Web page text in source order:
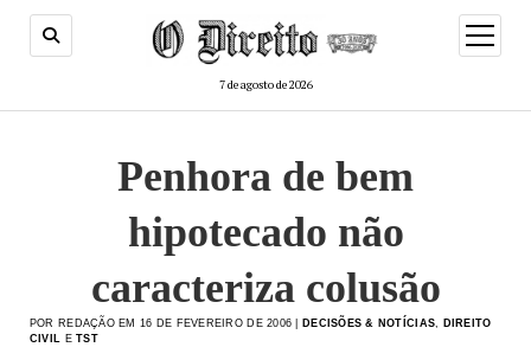
7 de agosto de 2026
menu
de
Penhora de bem
hipotecado não
caracteriza colusão
POR REDAÇÃO EM 16 DE FEVEREIRO DE 2006 | DECISÕES & NOTÍCIAS
DIREITO
CIVIL
ETST